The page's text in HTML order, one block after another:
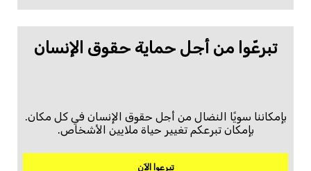
تبرعّوا من أجل حماية حقوق الإنسان
بإمكاننا سويًا النضال من أجل حقوق الإنسان في كل مكان.
بإمكان تبرعكم تغيير حياة ملايين الأشخاص.
تبرعوا الآن